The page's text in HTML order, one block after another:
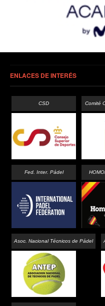
ENLACES DE INTERÉS
CSD Comité
Fed. Inter. Pádel
Asoc. Nacional Técnicos de Pádel